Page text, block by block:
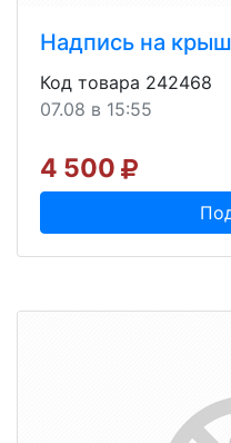
Надпись на
Код товара 242468
07.08 в 15:55
4 500